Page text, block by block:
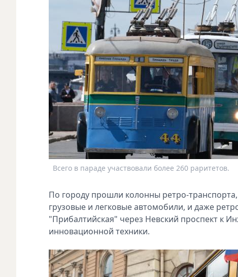
Всего в параде участвовали более 260 раритетов.
По городу прошли колонны ретро-
грузовые и легковые автомобили, и даже
"Прибалтийская" через Невский проспект к
инновационной техники.